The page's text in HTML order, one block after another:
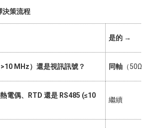
決策流程
是的 →
MHz）還是視訊訊號？ 同軸（50Ω 或
電偶、RTD 還是 RS485 (≤10
繼續